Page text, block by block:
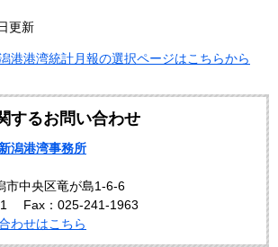
更新
港湾統計月報の選択ページはこちらから
するお問い合わせ
潟港湾事務所
市中央区竜が島1-6-6
Fax：025-241-1963
わせはこちら